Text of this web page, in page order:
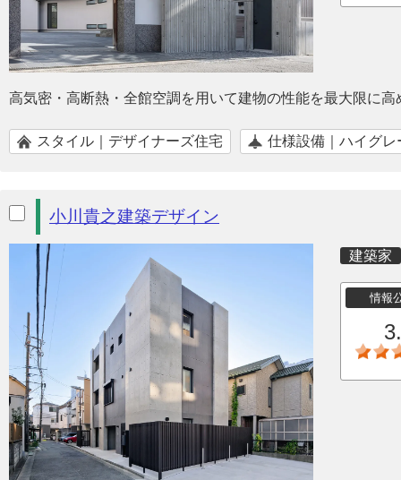
高気密・高断熱・全館空調を用いて建物の性能を最大限に
スタイル｜デザイナーズ住宅 仕様設備｜ハイグレ
小川貴之建築デザイン
建築家
情報